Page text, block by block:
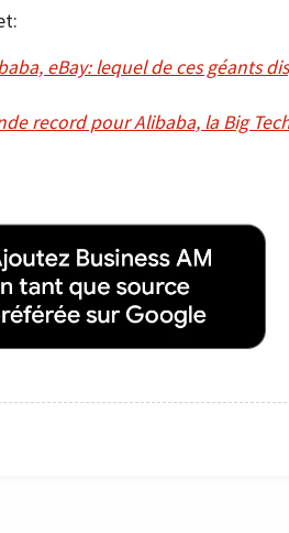
eBay: lequel de ces géants
record pour Alibaba, la Big